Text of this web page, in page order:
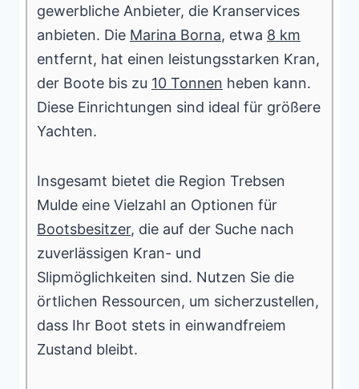
gewerbliche Anbieter, die Kranservices
anbieten. Die Marina Borna, etwa 8 km
entfernt, hat einen leistungsstarken Kran,
der Boote bis zu 10 Tonnen heben kann.
Diese Einrichtungen sind ideal für größere
Yachten.
Insgesamt bietet die Region Trebsen
Mulde eine Vielzahl an Optionen für
Bootsbesitzer, die auf der Suche nach
zuverlässigen Kran- und
Slipmöglichkeiten sind. Nutzen Sie die
örtlichen Ressourcen, um sicherzustellen,
dass Ihr Boot stets in einwandfreiem
Zustand bleibt.